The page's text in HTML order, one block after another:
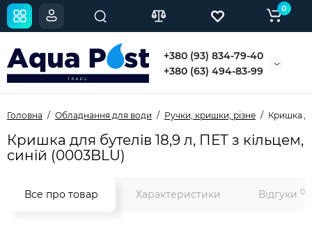
+380 (93) 834-79-40
+380 (63) 494-83-99
0
Головна Обладнання для води Ручки, кришки, різне Кришка
Кришка для бутелів 18,9 л, ПЕТ з кільцем,
синій (0003BLU)
Все про товар Характеристики Відгуки 0